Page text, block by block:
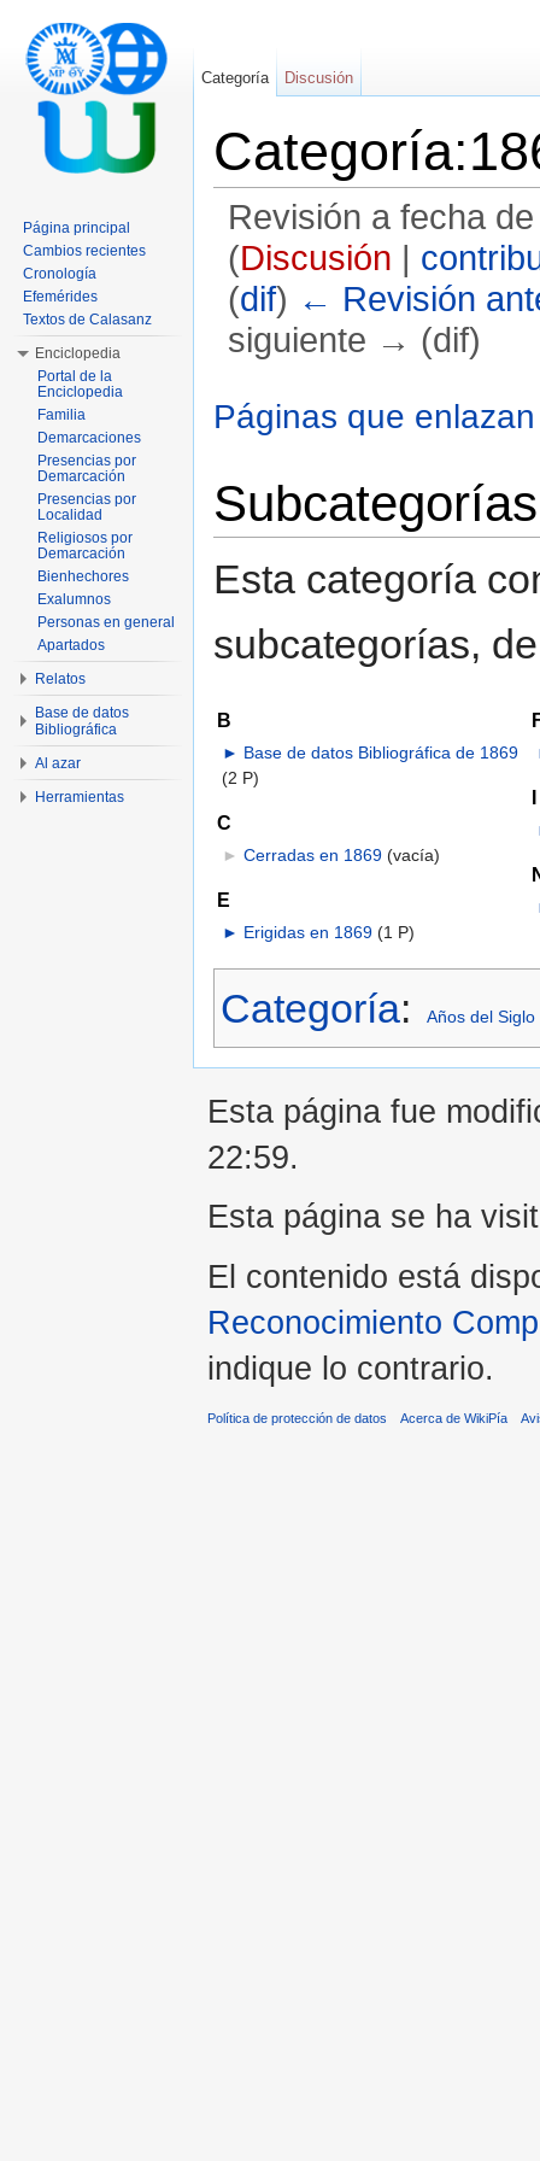
Revisión a fecha
(Discusión |
(dif) ← Revisión
siguiente → (dif)
Páginas que
Subcategorías
Esta categoría
subcategorías,
B
► Base de datos Bibliográfica de 1869
(2 P)
C
► Cerradas en 1869‎ (vacía)
E
► Erigidas en 1869‎ (1 P)
I
Categoría: Años del Siglo
Categoría Discusión
Página principal
Cambios recientes
Cronología
Efemérides
Textos de Calasanz
Enciclopedia
Portal de la
Enciclopedia
Familia
Demarcaciones
Presencias por
Demarcación
Presencias por
Localidad
Religiosos por
Demarcación
Bienhechores
Exalumnos
Personas en general
Apartados
Relatos
Base de datos
Bibliográfica
Al azar
Herramientas
Esta página fue
22:59.
Esta página se ha
El contenido está
Reconocimiento
indique lo contrario.
Política de protección de datos Acerca de WikiPía